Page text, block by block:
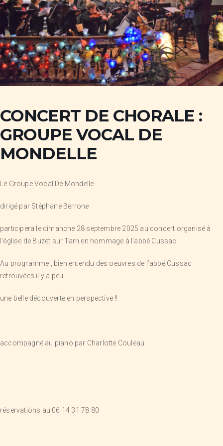
CONCERT DE CHORALE :
GROUPE VOCAL DE
MONDELLE
Le Groupe Vocal De Mondelle
dirigé par Stéphane Berrone
participera le dimanche 28 septembre 2025 au concert organisé à
l’église de Buzet sur Tarn en hommage à l’abbé Cussac
Au programme , bien entendu des oeuvres de l’abbé Cussac
retrouvées il y a peu
une belle découverte en perspective !!
accompagné au piano par Charlotte Couleau
réservations au 06 14 31 78 80